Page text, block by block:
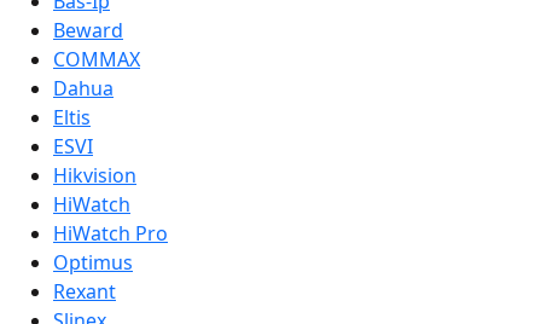
Beward
COMMAX
Dahua
Eltis
ESVI
Hikvision
HiWatch
HiWatch Pro
Optimus
Rexant